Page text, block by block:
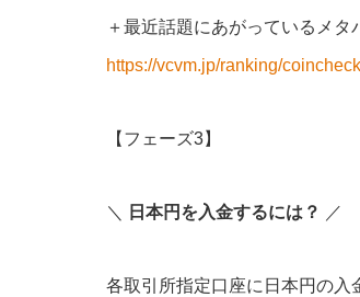
＋最近話題にあがっているメ
https://vcvm.jp/ranking/coincheck
【フェーズ3】
＼ 日本円を入金するには？ ／
各取引所指定口座に日本円の入